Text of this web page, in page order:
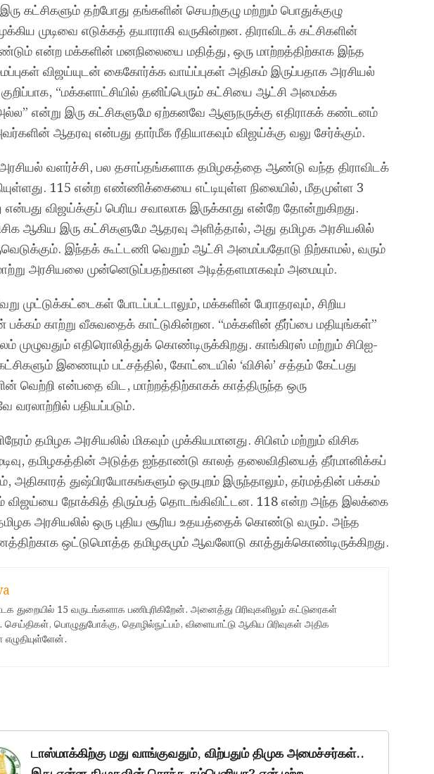
இரு கட்சிகளும் தற்போது தங்களின் செயற்குழு மற்றும் பொதுக்குழு
முடிவை எடுக்கத் தயாராகி வருகின்றன. திராவிடக் கட்சிகளின்
என்ற மக்களின் மனநிலையை மதித்து, ஒரு மாற்றத்திற்காக இந்த
விஜய்யுடன் கைகோர்க்க வாய்ப்புகள் அதிகம் இருப்பதாக அரசியல்
“மக்களாட்சியில் தனிப்பெரும் கட்சியை ஆட்சி அமைக்க
என்று இரு கட்சிகளுமே ஏற்கனவே ஆளுநருக்கு எதிராகக் கண்டனம்
ஆதரவு என்பது தார்மீக ரீதியாகவும் விஜய்க்கு வலு சேர்க்கும்.
வளர்ச்சி, பல தசாப்தங்களாக தமிழகத்தை ஆண்டு வந்த திராவிடக்
115 என்ற எண்ணிக்கையை எட்டியுள்ள நிலையில், மீதமுள்ள 3
என்பது விஜய்க்குப் பெரிய சவாலாக இருக்காது என்றே தோன்றுகிறது.
ஆகிய இரு கட்சிகளுமே ஆதரவு அளித்தால், அது தமிழக அரசியலில்
இந்தக் கூட்டணி வெறும் ஆட்சி அமைப்பதோடு நிற்காமல், வரும்
அரசியலை முன்னெடுப்பதற்கான அடித்தளமாகவும் அமையும்.
முட்டுக்கட்டைகள் போடப்பட்டாலும், மக்களின் பேராதரவும், சிறிய
பக்கம் காற்று வீசுவதைக் காட்டுகின்றன. “மக்களின் தீர்ப்பை மதியுங்கள்”
எதிரொலித்துக் கொண்டிருக்கிறது. காங்கிரஸ் மற்றும் சிபிஐ-
இணையும் பட்சத்தில், கோட்டையில் ‘விசில்’ சத்தம் கேட்பது
வெற்றி என்பதை விட, மாற்றத்திற்காகக் காத்திருந்த ஒரு
பதியப்படும்.
தமிழக அரசியலில் மிகவும் முக்கியமானது. சிபிஎம் மற்றும் விசிக
தமிழகத்தின் அடுத்த ஐந்தாண்டு காலத் தலைவிதியைத் தீர்மானிக்கப்
அதிகாரத் துஷ்பிரயோகங்களும் ஒருபுறம் இருந்தாலும், தர்மத்தின் பக்கம்
விஜய்யை நோக்கித் திரும்பத் தொடங்கிவிட்டன. 118 என்ற அந்த இலக்கை
தமிழக அரசியலில் ஒரு புதிய சூரிய உதயத்தைக் கொண்டு வரும். அந்த
ஒட்டுமொத்த தமிழகமும் ஆவலோடு காத்துக்கொண்டிருக்கிறது.
துறையில் 15 வருடங்களாக பணிபுரிகிறேன். அனைத்து பிரிவுகளிலும் கட்டுரைகள்
செய்திகள், பொழுதுபோக்கு, தொழில்நுட்பம், விளையாட்டு ஆகிய பிரிவுகள் அதிக
டாஸ்மாக்கிற்கு மது வாங்குவதும், விற்பதும் திமுக அமைச்சர்கள்..